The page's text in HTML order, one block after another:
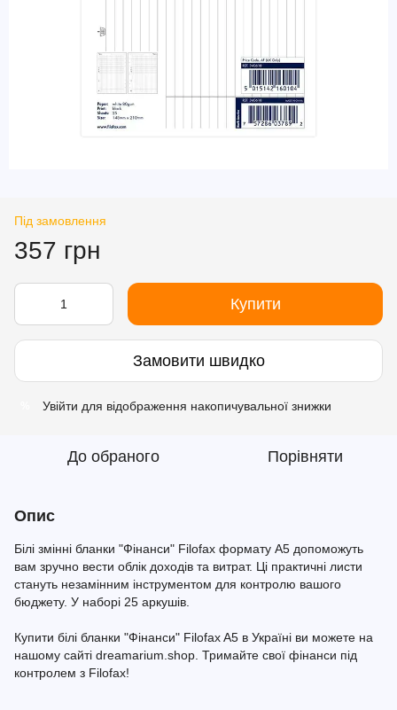
Під замовлення
357 грн
Купити
Замовити швидко
Увійти для відображення накопичувальної знижки
До обраного Порівняти
Опис
Білі змінні бланки "Фінанси" Filofax формату A5 допоможуть
вам зручно вести облік доходів та витрат. Ці практичні листи
стануть незамінним інструментом для контролю вашого
бюджету. У наборі 25 аркушів.
Купити білі бланки "Фінанси" Filofax A5 в Україні ви можете на
нашому сайті dreamarium.shop. Тримайте свої фінанси під
контролем з Filofax!